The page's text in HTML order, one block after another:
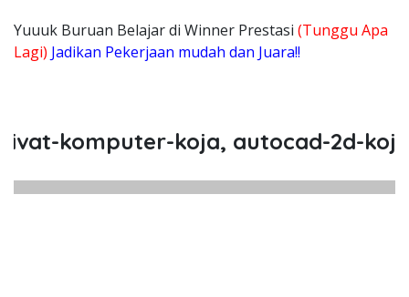
Yuuuk Buruan Belajar di Winner Prestasi (Tunggu Apa
Lagi) Jadikan Pekerjaan mudah dan Juara!!
komputer-koja, autocad-2d-koja,